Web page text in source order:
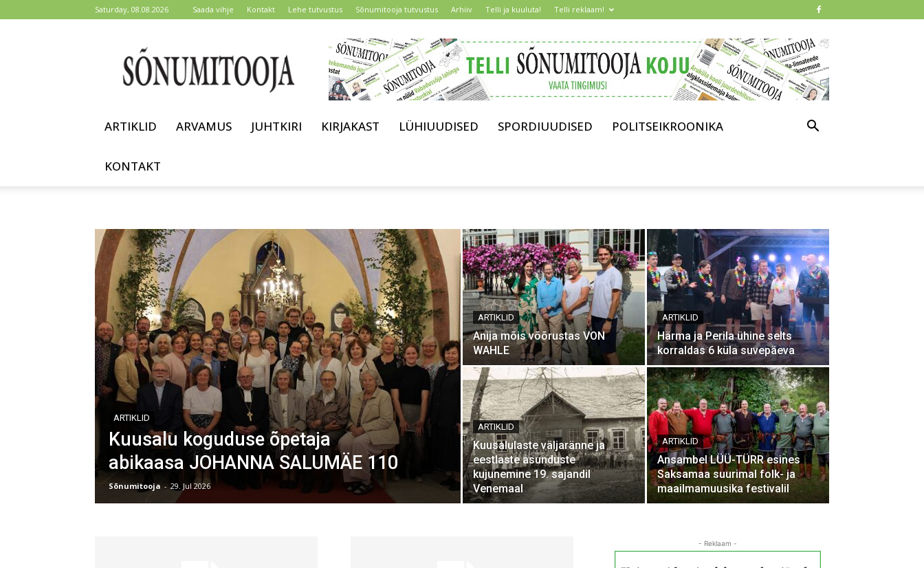
Saturday, 08.08.2026 Saada vihje Kontakt Lehe tutvustus Sõnumitooja tutvustus Arhiiv Telli ja kuuluta! Telli reklaam!
ARTIKLID ARVAMUS JUHTKIRI KIRJAKAST LÜHIUUDISED SPORDIUUDISED POLITSEIKROONIKA
KONTAKT
ARTIKLID
Kuusalu koguduse õpetaja
abikaasa JOHANNA SALUMÄE 110
Sõnumitooja - 29. Jul 2026
ARTIKLID
Anija mõis võõrustas VON
WAHLE
ARTIKLID
Härma ja Perila ühine selts
korraldas 6 küla suvepäeva
ARTIKLID
Kuusalulaste väljaränne ja
eestlaste asunduste
kujunemine 19. sajandil
Venemaal
ARTIKLID
Ansambel LÜÜ-TÜRR esines
Saksamaa suurimal folk- ja
maailmamuusika festivalil
- Reklaam -